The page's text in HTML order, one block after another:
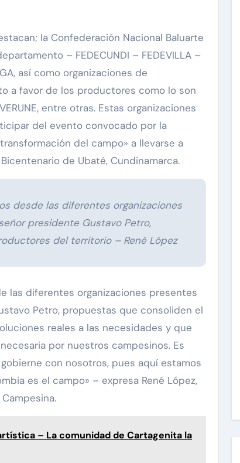
la Confederación Nacional Baluarte
– FEDECUNDI – FEDEVILLA –
así como organizaciones de
a favor de los productores como lo son
entre otras. Estas organizaciones
del evento convocado por la
del campo» a llevarse a
de Ubaté, Cundinamarca.
desde las diferentes organizaciones
presidente Gustavo Petro,
del territorio – René López
las diferentes organizaciones presentes
Petro, propuestas que consoliden el
reales a las necesidades y que
por nuestros campesinos. Es
con nosotros, pues aquí estamos
es el campo» – expresa René López,
– La comunidad de Cartagenita la